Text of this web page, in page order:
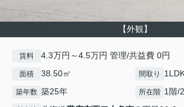
【外観】
賃料 4.3万円～4.5万円 管理/共益費 0円
面積 38.50㎡ 間取り
築年数 築25年 所在階 1階/